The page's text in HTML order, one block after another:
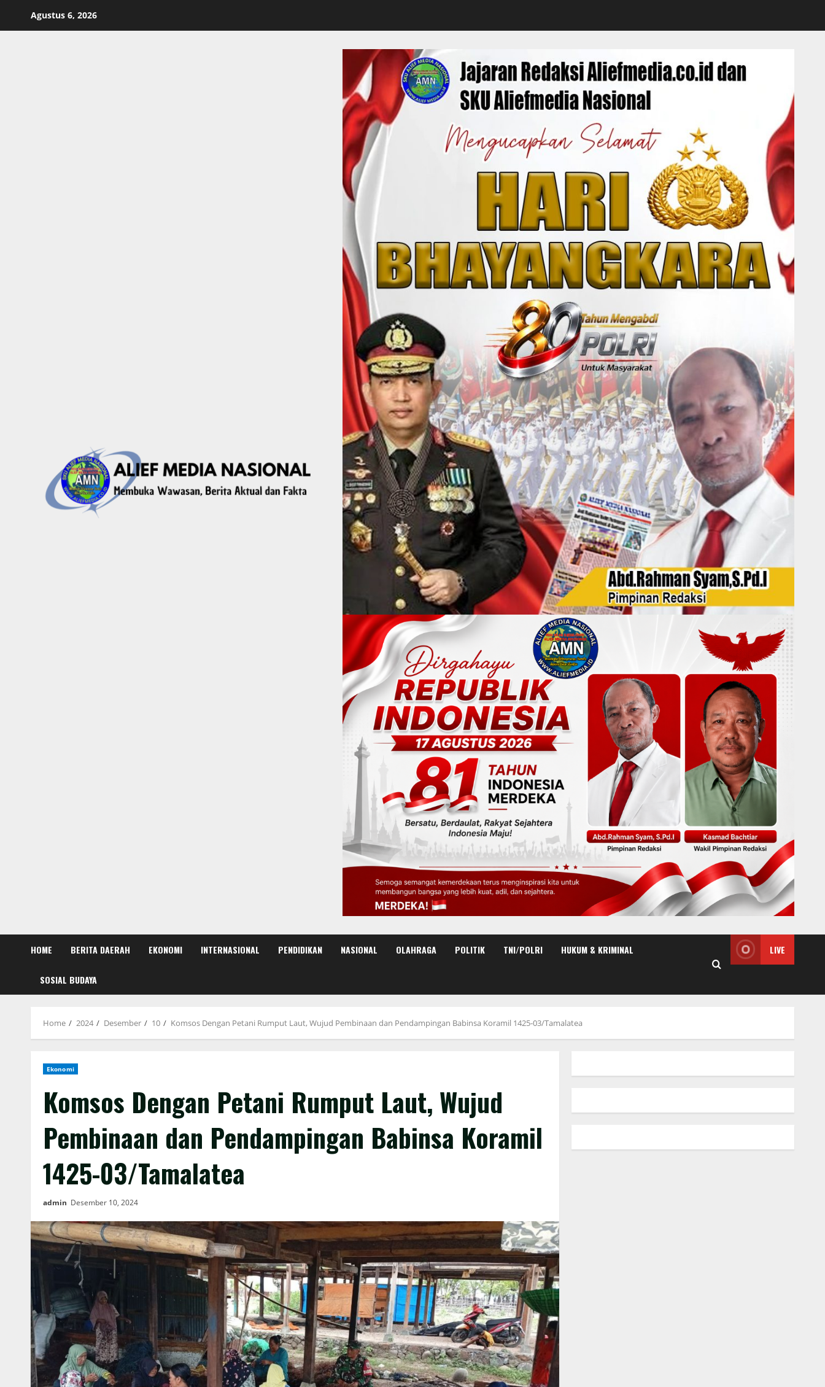
Agustus 6, 2026
HOME BERITA DAERAH EKONOMI INTERNASIONAL PENDIDIKAN NASIONAL OLAHRAGA POLITIK TNI/POLRI HUKUM & KRIMINAL
SOSIAL BUDAYA
LIVE
Home 2024 Desember 10 Komsos Dengan Petani Rumput Laut, Wujud Pembinaan dan Pendampingan Babinsa Koramil 1425-03/Tamalatea
Ekonomi
Komsos Dengan Petani Rumput Laut, Wujud
Pembinaan dan Pendampingan Babinsa Koramil
1425-03/Tamalatea
admin Desember 10, 2024